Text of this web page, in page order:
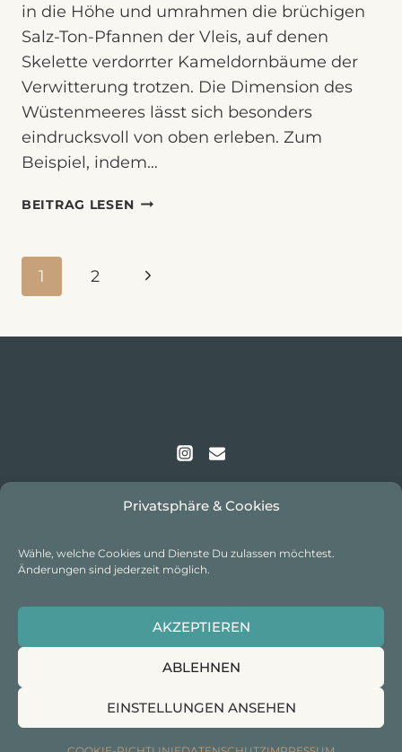
Privatsphäre & Cookies
Wähle, welche Cookies und Dienste Du zulassen möchtest.
Änderungen sind jederzeit möglich.
AKZEPTIEREN
ABLEHNEN
EINSTELLUNGEN ANSEHEN
in die Höhe und umrahmen die brüchigen
Salz-Ton-Pfannen der Vleis, auf denen
Skelette verdorrter Kameldornbäume der
Verwitterung trotzen. Die Dimension des
Wüstenmeeres lässt sich besonders
eindrucksvoll von oben erleben. Zum
Beispiel, indem…
BEITRAG LESENDEAD
WÜSTENLODGE
Seitennavigation
1 2
Nächste
DATENSCHUTZ
RICHTLINIE
© 2026 excitingworldtracks I Alle Rechte vorbehalten